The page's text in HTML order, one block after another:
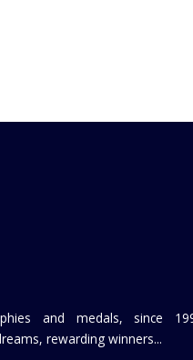
and medals, since
rewarding winners...